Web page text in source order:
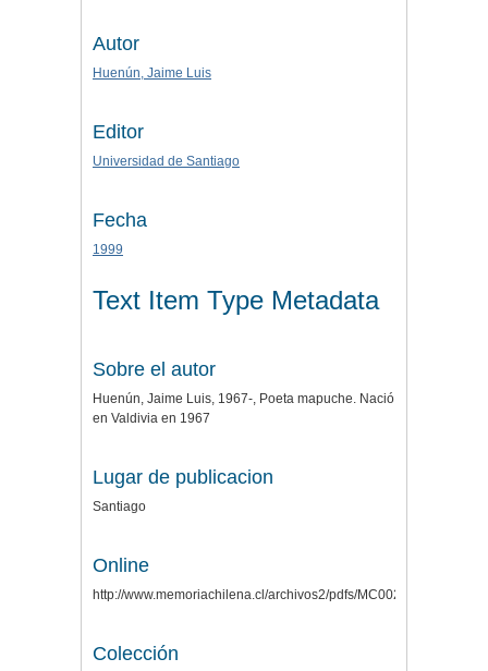
Autor
Huenún, Jaime Luis
Editor
Universidad de Santiago
Fecha
1999
Text Item Type Metadata
Sobre el autor
Huenún, Jaime Luis, 1967-, Poeta mapuche. Nació
en Valdivia en 1967
Lugar de publicacion
Santiago
Online
http://www.memoriachilena.cl/archivos2/pdfs/MC0029809.pdf
Colección